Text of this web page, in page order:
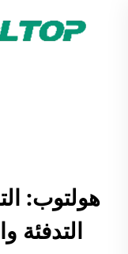
هولتوب:
التدفئة